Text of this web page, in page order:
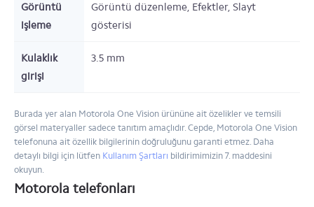
Görüntü
işleme
Görüntü düzenleme, Efektler, Slayt
gösterisi
Kulaklık
girişi
3.5 mm
Burada yer alan Motorola One Vision ürününe ait özelikler ve temsili
görsel materyaller sadece tanıtım amaçlıdır. Cepde, Motorola One Vision
telefonuna ait özellik bilgilerinin doğruluğunu garanti etmez. Daha
detaylı bilgi için lütfen Kullanım Şartları bildirimimizin 7. maddesini
okuyun.
Motorola telefonları